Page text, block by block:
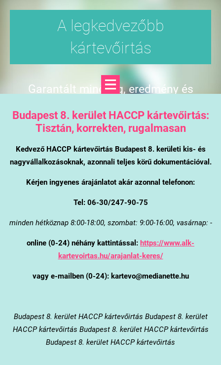
A legkedvezőbb
kártevőirtás
Garantált minőség, eredmény és
Budapest 8. kerületHACCP kártevőirtás:
Tisztán, korrekten, rugalmasan
Kedvező HACCP kártevőirtás Budapest 8. kerületi kis- és
nagyvállalkozásoknak, azonnali teljes körű dokumentációval.
Kérjen ingyenes árajánlatot akár azonnal telefonon:
Tel: 06-30/247-90-75
minden hétköznap 8:00-18:00, szombat: 9:00-16:00, vasárnap: -
online (0-24) néhány kattintással: https://www.alk-
kartevoirtas.hu/arajanlat-keres/
vagy e-mailben (0-24): kartevo@medianette.hu
Budapest 8. kerületHACCP kártevőirtás Budapest 8. kerület
HACCP kártevőirtás Budapest 8. kerület HACCP kártevőirtás
Budapest 8. kerület HACCP kártevőirtás